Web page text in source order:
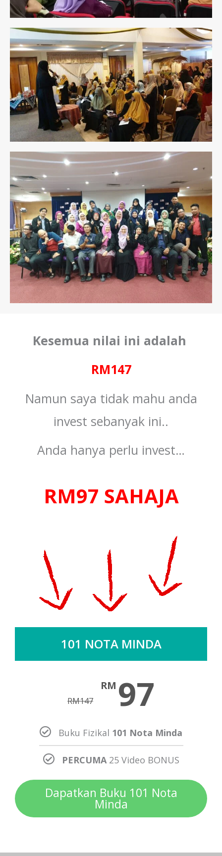
Kesemua nilai ini adalah
RM147
Namun saya tidak mahu anda
invest sebanyak ini..
Anda hanya perlu invest…
RM97 SAHAJA
101 NOTA MINDA
RM147
RM 97
Buku Fizikal 101 Nota Minda
PERCUMA25 Video BONUS
Dapatkan Buku 101 Nota
Minda